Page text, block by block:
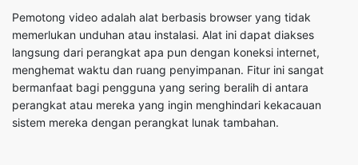
bermanfaat bagi pengguna yang sering beralih di antara
perangkat atau mereka yang ingin menghindari kekacauan
sistem mereka dengan perangkat lunak tambahan.